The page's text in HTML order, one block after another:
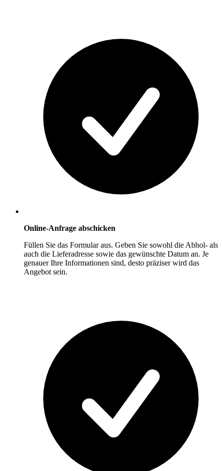
Online-Anfrage abschicken
Füllen Sie das Formular aus. Geben Sie sowohl die Abhol- als
auch die Lieferadresse sowie das gewünschte Datum an. Je
genauer Ihre Informationen sind, desto präziser wird das
Angebot sein.